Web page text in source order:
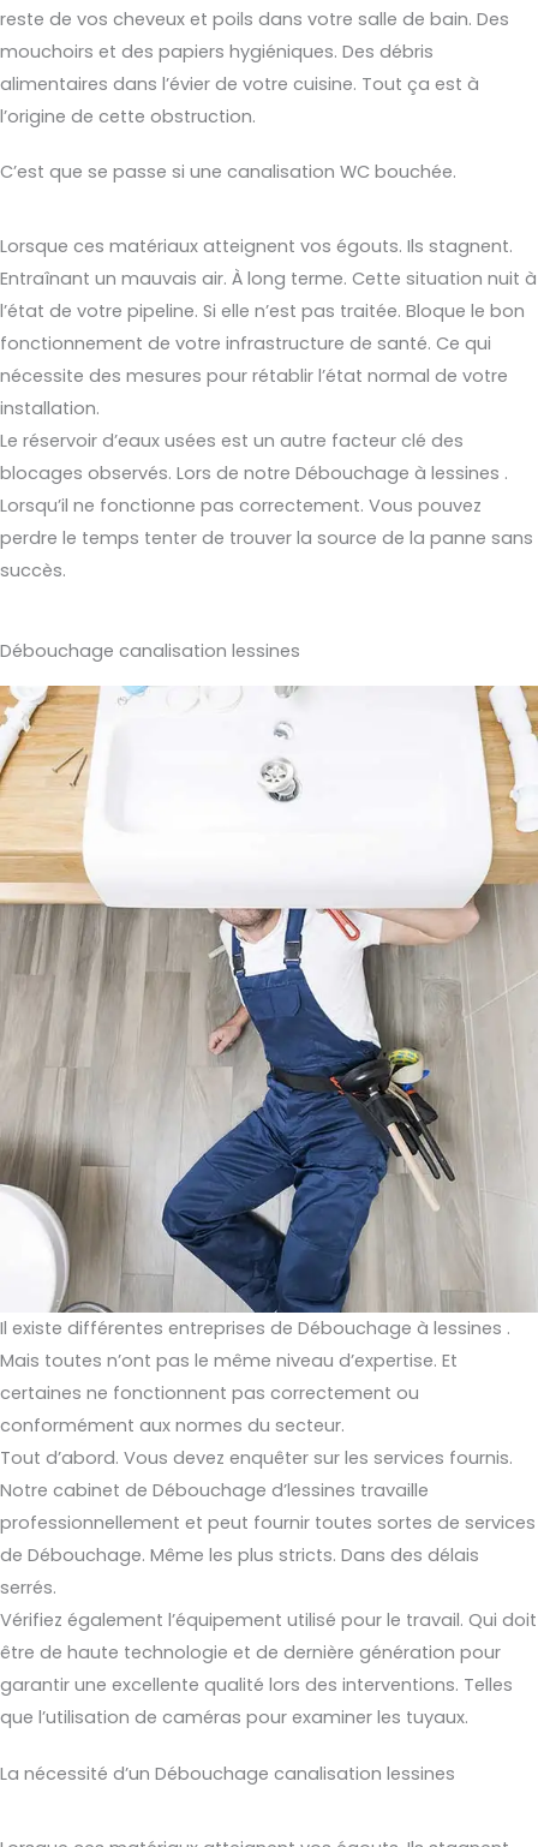
reste de vos cheveux et poils dans votre salle de bain. Des
mouchoirs et des papiers hygiéniques. Des débris
alimentaires dans l’évier de votre cuisine. Tout ça est à
l’origine de cette obstruction.
C’est que se passe si une canalisation WC bouchée.
Lorsque ces matériaux atteignent vos égouts. Ils stagnent.
Entraînant un mauvais air. À long terme. Cette situation nuit à
l’état de votre pipeline. Si elle n’est pas traitée. Bloque le bon
fonctionnement de votre infrastructure de santé. Ce qui
nécessite des mesures pour rétablir l’état normal de votre
installation.
Le réservoir d’eaux usées est un autre facteur clé des
blocages observés. Lors de notre Débouchage à lessines .
Lorsqu’il ne fonctionne pas correctement. Vous pouvez
perdre le temps tenter de trouver la source de la panne sans
succès.
Débouchage canalisation lessines
Il existe différentes entreprises de Débouchage à lessines .
Mais toutes n’ont pas le même niveau d’expertise. Et
certaines ne fonctionnent pas correctement ou
conformément aux normes du secteur.
Tout d’abord. Vous devez enquêter sur les services fournis.
Notre cabinet de Débouchage d’lessines travaille
professionnellement et peut fournir toutes sortes de services
de Débouchage. Même les plus stricts. Dans des délais
serrés.
Vérifiez également l’équipement utilisé pour le travail. Qui doit
être de haute technologie et de dernière génération pour
garantir une excellente qualité lors des interventions. Telles
que l’utilisation de caméras pour examiner les tuyaux.
La nécessité d’un Débouchage canalisation lessines